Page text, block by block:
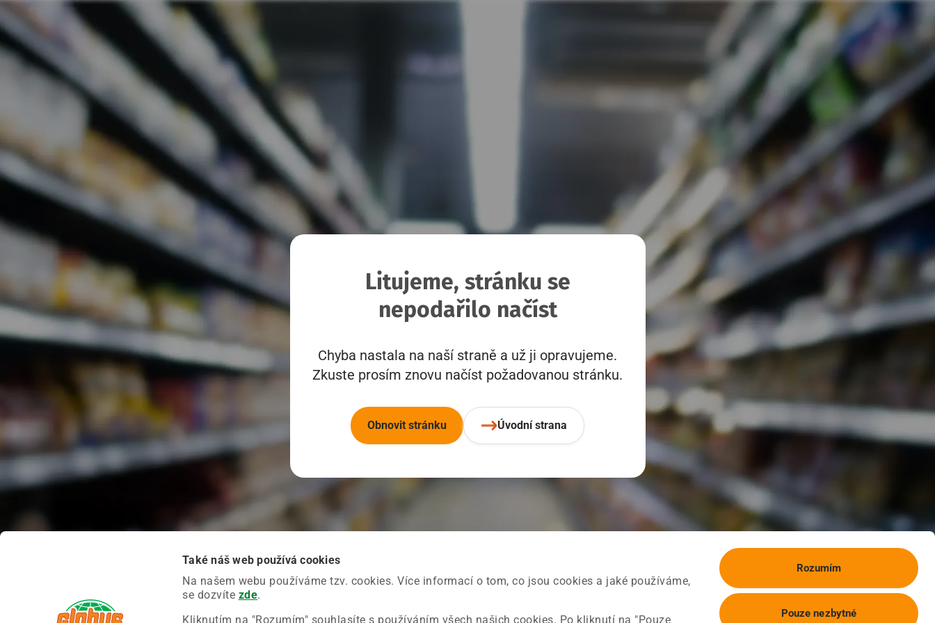
Také náš web používá cookies
Na našem webu používáme tzv. cookies. Více informací o tom, co jsou cookies a jaké používáme,
se dozvíte zde.
Kliknutím na "Rozumím" souhlasíte s používáním všech našich cookies. Po kliknutí na "Pouze
Rozumím
Pouze nezbytné
Litujeme, stránku se
nepodařilo načíst
Chyba nastala na naší straně a už ji opravujeme.
Zkuste prosím znovu načíst požadovanou stránku.
Obnovit stránku Úvodní strana